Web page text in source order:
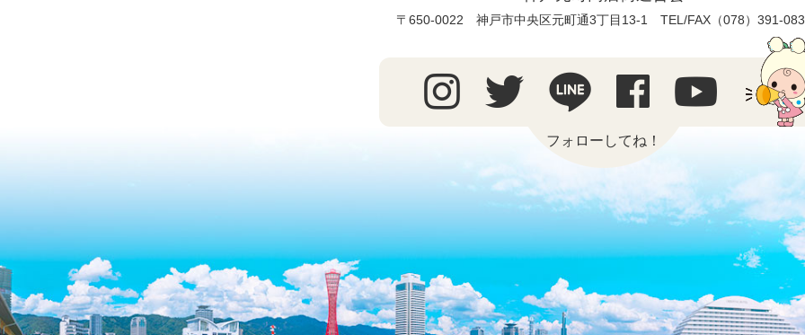
〒650-0022 神戸市中央区元町通3丁目13-1 TEL/FAX（078）391-
フォローしてね！